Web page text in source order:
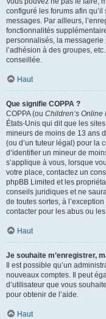
configuré les forums afin
messages. Par ailleurs,
fonctionnalités
personnalisés, la messagerie
l’adhésion à des groupes,
conseillée.
Haut
Que signifie COPPA ?
COPPA (ou Children’s Online
États-Unis qui dit que les
mineurs de moins de 13 ans
(ou d’un tuteur légal) pour la
d’identifier un mineur de
s’applique à vous, lorsque
votre place, contactez un
phpBB Limited et les
conseils juridiques et ne
de toutes sortes, à
contacter pour les abus ou
Haut
Je souhaite m’enregistrer,
Il est possible qu’un
nouveaux comptes. Il peut
d’utilisateur que vous
pour obtenir de l’aide.
Haut